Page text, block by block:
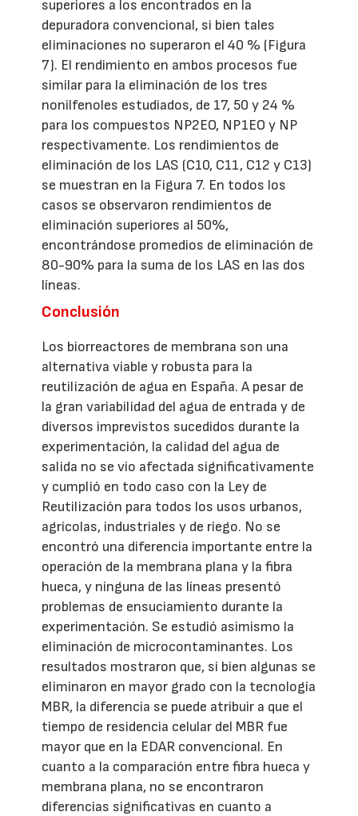
superiores a los encontrados en la
depuradora convencional, si bien tales
eliminaciones no superaron el 40 % (Figura
7). El rendimiento en ambos procesos fue
similar para la eliminación de los tres
nonilfenoles estudiados, de 17, 50 y 24 %
para los compuestos NP2EO, NP1EO y NP
respectivamente. Los rendimientos de
eliminación de los LAS (C10, C11, C12 y C13)
se muestran en la Figura 7. En todos los
casos se observaron rendimientos de
eliminación superiores al 50%,
encontrándose promedios de eliminación de
80-90% para la suma de los LAS en las dos
líneas.
Conclusión
Los biorreactores de membrana son una
alternativa viable y robusta para la
reutilización de agua en España. A pesar de
la gran variabilidad del agua de entrada y de
diversos imprevistos sucedidos durante la
experimentación, la calidad del agua de
salida no se vio afectada significativamente
y cumplió en todo caso con la Ley de
Reutilización para todos los usos urbanos,
agrícolas, industriales y de riego. No se
encontró una diferencia importante entre la
operación de la membrana plana y la fibra
hueca, y ninguna de las líneas presentó
problemas de ensuciamiento durante la
experimentación. Se estudió asimismo la
eliminación de microcontaminantes. Los
resultados mostraron que, si bien algunas se
eliminaron en mayor grado con la tecnología
MBR, la diferencia se puede atribuir a que el
tiempo de residencia celular del MBR fue
mayor que en la EDAR convencional. En
cuanto a la comparación entre fibra hueca y
membrana plana, no se encontraron
diferencias significativas en cuanto a